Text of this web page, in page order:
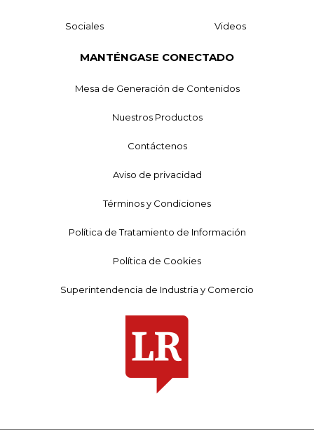
Sociales Videos
MANTÉNGASE CONECTADO
Mesa de Generación de Contenidos
Nuestros Productos
Contáctenos
Aviso de privacidad
Términos y Condiciones
Política de Tratamiento de Información
Política de Cookies
Superintendencia de Industria y Comercio